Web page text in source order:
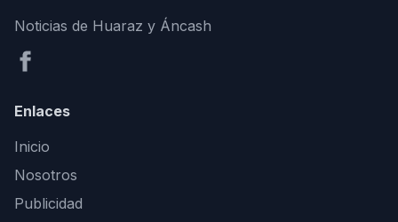
Noticias de Huaraz y Áncash
Enlaces
Inicio
Nosotros
Publicidad